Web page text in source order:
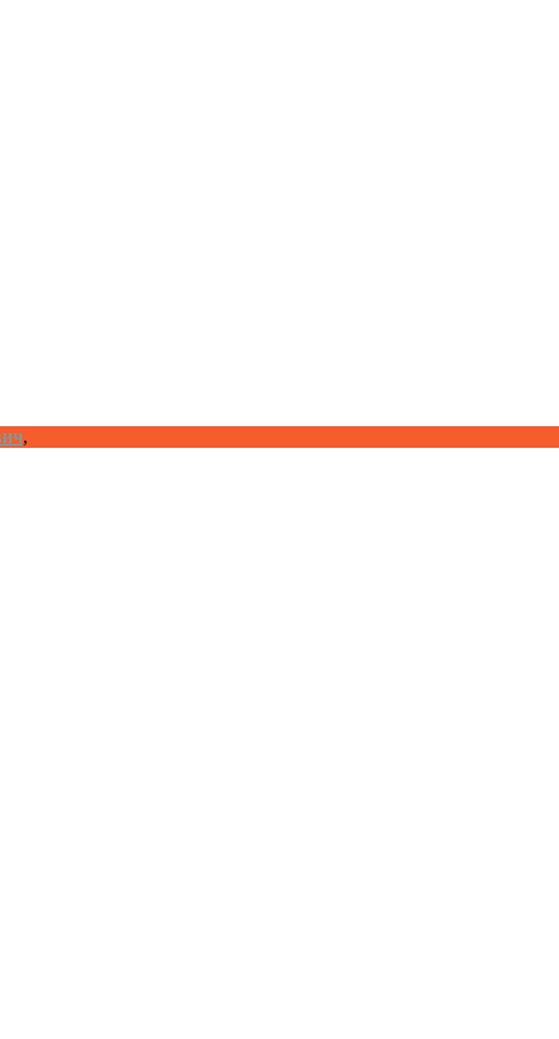
,